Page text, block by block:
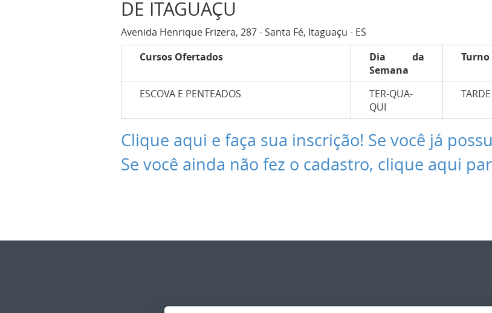
DE ITAGUAÇU
Avenida Henrique Frizera, 287 - Santa Fé, Itaguaçu - ES
Cursos Ofertados
Dia da
Semana
Turno
ESCOVA E PENTEADOS
TER-QUA-
QUI
TARDE
Clique aqui e faça sua inscrição! Se você já
Se você ainda não fez o cadastro, clique aqui